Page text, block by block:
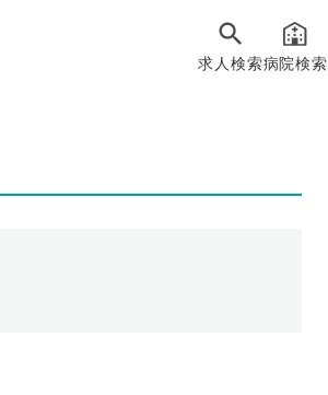
求人検索病院検索